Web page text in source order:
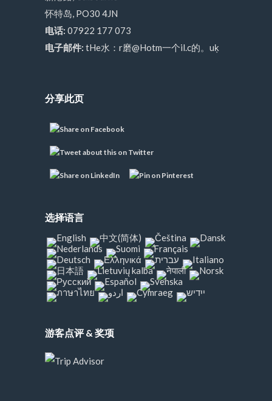
怀特岛, PO30 4JN
电话: 07922 177 073
电子邮件: tHe水：r磨@Hotm一个il.c的。uķ
分享此页
选择语言
游客点评 & 奖项